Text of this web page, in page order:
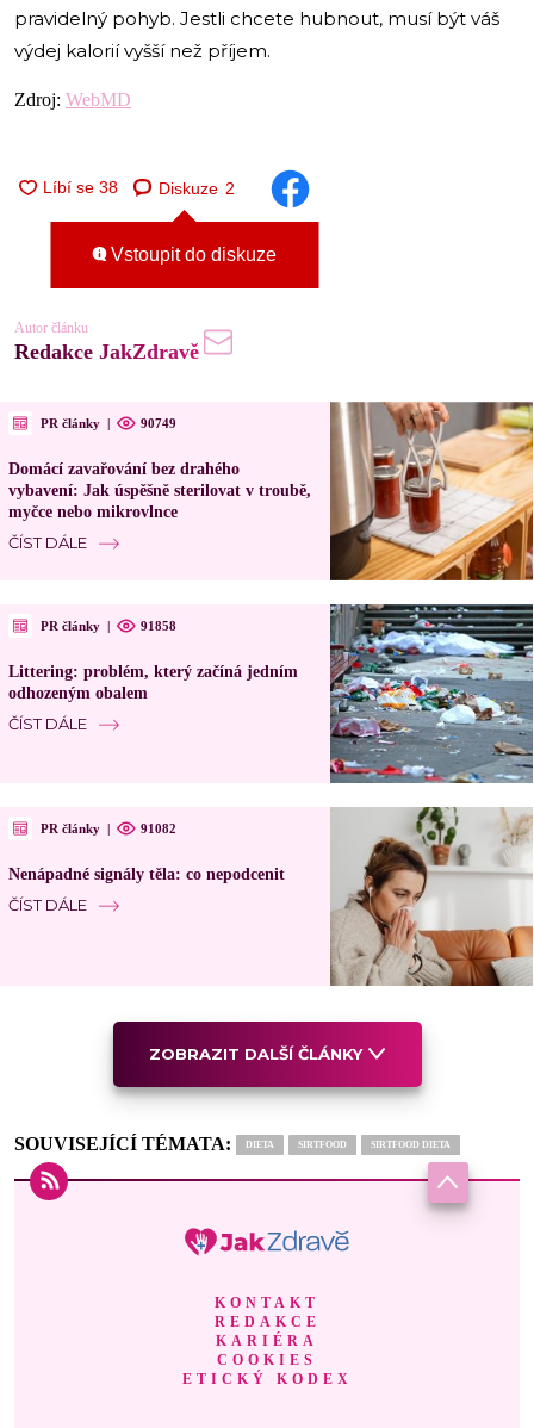
pravidelný pohyb. Jestli chcete hubnout, musí být váš
výdej kalorií vyšší než příjem.
Zdroj: WebMD
Diskuze 2
Vstoupit do diskuze
Autor článku
Redakce JakZdravě
PR články | 90749
Domácí zavařování bez drahého
vybavení: Jak úspěšně sterilovat v troubě,
myčce nebo mikrovlnce
ČÍST DÁLE
PR články | 91858
Littering: problém, který začíná jedním
odhozeným obalem
ČÍST DÁLE
PR články | 91082
Nenápadné signály těla: co nepodcenit
ČÍST DÁLE
ZOBRAZIT DALŠÍ ČLÁNKY
SOUVISEJÍCÍ TÉMATA: DIETA SIRTFOOD SIRTFOOD DIETA
KONTAKT
REDAKCE
KARIÉRA
COOKIES
ETICKÝ KODEX